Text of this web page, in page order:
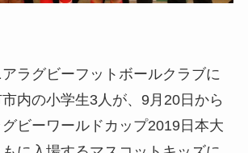
ラグビーフットボールクラブに
内の小学生3人が、9月20日から
ビーワールドカップ2019日本大